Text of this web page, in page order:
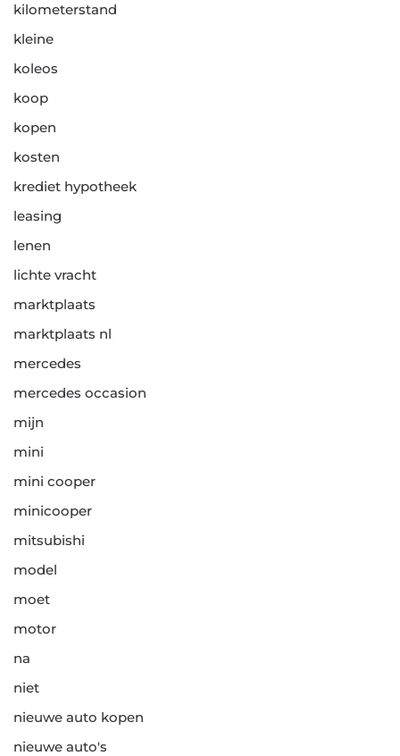
kilometerstand
kleine
koleos
koop
kopen
kosten
krediet hypotheek
leasing
lenen
lichte vracht
marktplaats
marktplaats nl
mercedes
mercedes occasion
mijn
mini
mini cooper
minicooper
mitsubishi
model
moet
motor
na
niet
nieuwe auto kopen
nieuwe auto's